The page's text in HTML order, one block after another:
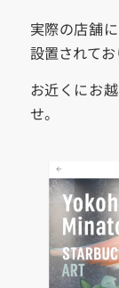
実際の店舗
設置されてお
お近くにお
せ。